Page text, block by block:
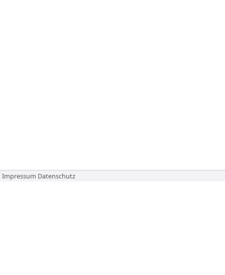
Impressum Datenschutz